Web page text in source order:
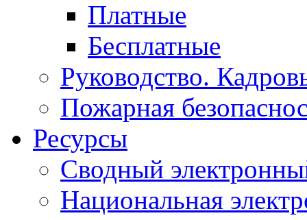
Платные
Бесплатные
Руководство.
Пожарная
Ресурсы
Сводный
Национальная